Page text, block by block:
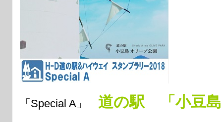
「Special A」 道の駅 「小豆